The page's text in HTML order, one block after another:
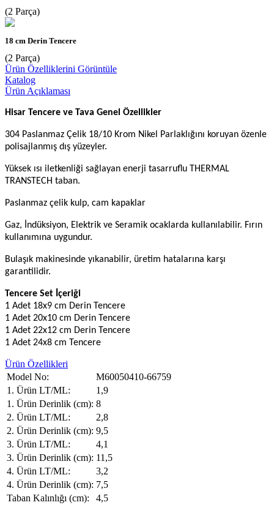
(2 Parça)
18 cm Derin Tencere
(2 Parça)
Ürün Özelliklerini Görüntüle
Katalog
Ürün Açıklaması
Hisar Tencere ve Tava Genel Özellikler
304 Paslanmaz Çelik 18/10 Krom Nikel Parlaklığını koruyan özenle
polisajlanmış dış yüzeyler.
Yüksek ısı iletkenliği sağlayan enerji tasarruflu THERMAL
TRANSTECH taban.
Paslanmaz çelik kulp, cam kapaklar
Gaz, İndüksiyon, Elektrik ve Seramik ocaklarda kullanılabilir. Fırın
kullanımına uygundur.
Bulaşık makinesinde yıkanabilir, üretim hatalarına karşı
garantilidir.
Tencere Set İçeriği
1 Adet 18x9 cm Derin Tencere
1 Adet 20x10 cm Derin Tencere
1 Adet 22x12 cm Derin Tencere
1 Adet 24x8 cm Tencere
Ürün Özellikleri
Model No:
M60050410-66759
1. Ürün LT/ML:
1,9
1. Ürün Derinlik (cm): 8
2. Ürün LT/ML:
2,8
2. Ürün Derinlik (cm): 9,5
3. Ürün LT/ML:
4,1
3. Ürün Derinlik (cm): 11,5
4. Ürün LT/ML:
3,2
4. Ürün Derinlik (cm): 7,5
Taban Kalınlığı (cm):
4,5